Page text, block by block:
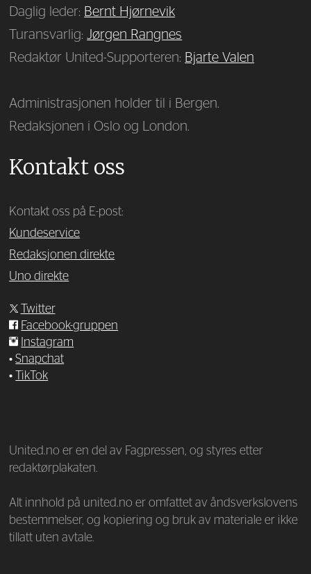
Daglig leder: Bernt Hjørnevik
Turansvarlig:Jørgen Rangnes
Redaktør United-Supporteren: Bjarte Valen
Administrasjonen holder til i Bergen.
Redaksjonen i Oslo og London.
Kontakt oss
Kontakt oss på E-post:
Kundeservice
Redaksjonen direkte
Uno direkte
Twitter
Facebook-gruppen
Instagram
•Snapchat
•
TikTok
United.no er en del av Fagpressen, og styres etter
redaktørplakaten.
Alt innhold på united.no er omfattet av åndsverkslovens
bestemmelser, og kopiering og bruk av materiale er ikke
tillatt uten avtale.